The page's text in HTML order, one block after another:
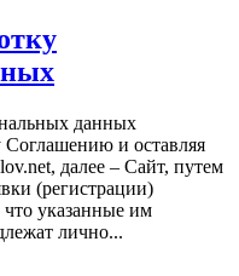
данных
и оставляя
далее – Сайт, путем
(регистрации)
что указанные им
лично...